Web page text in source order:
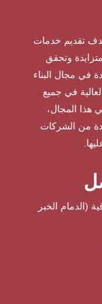
تقديم خدمات
وتحقق
في مجال البناء
في جميع
هذا المجال،
من الشركات
(الدمام الخبر